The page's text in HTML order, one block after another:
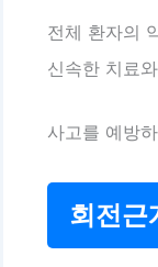
전체 환자의
신속한 치료
사고를 예방
회전근